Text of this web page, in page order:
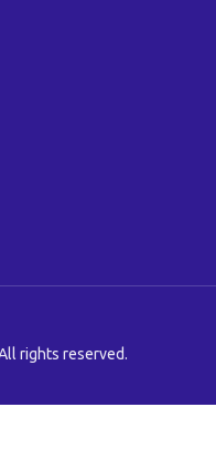
rights reserved.